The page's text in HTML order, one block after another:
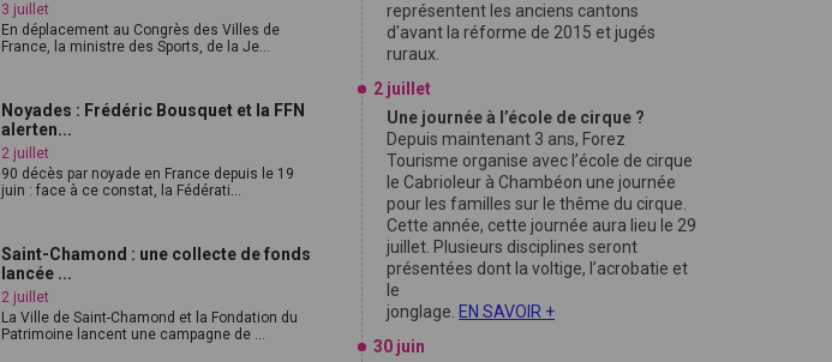
3 juillet
En déplacement au Congrès des Villes de
France, la ministre des Sports, de la Je...
Noyades : Frédéric Bousquet et la FFN
alerten...
2 juillet
90 décès par noyade en France depuis le 19
juin : face à ce constat, la Fédérati...
Saint-Chamond : une collecte de fonds
lancée ...
2 juillet
La Ville de Saint-Chamond et la Fondation du
Patrimoine lancent une campagne de ...
représentent les anciens cantons
d'avant la réforme de 2015 et jugés
ruraux.
2 juillet
Une journée à l’école de cirque ?
Depuis maintenant 3 ans, Forez
Tourisme organise avec l’école de cirque
le Cabrioleur à Chambéon une journée
pour les familles sur le thême du cirque.
Cette année, cette journée aura lieu le 29
juillet. Plusieurs disciplines seront
présentées dont la voltige, l’acrobatie et
le
jonglage. EN SAVOIR +
30 juin